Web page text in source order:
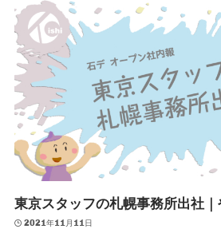
東京スタッフの札幌事務所出社
2021年11月11日